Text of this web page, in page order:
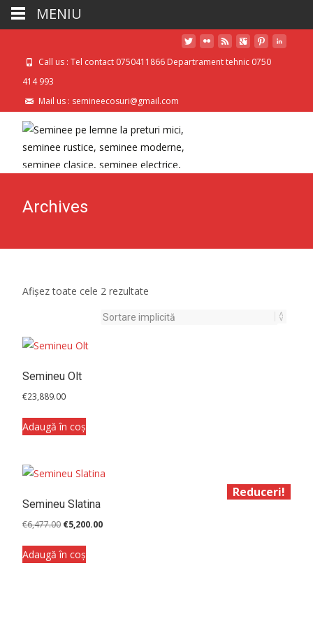
Call us : Tel contact 0750411866 Departrament tehnic 0750
414 993
Mail us : semineecosuri@gmail.com
Archives
Afișez toate cele 2 rezultate
Semineu Olt
€23,889.00
Adaugă în coș
Reduceri!
Semineu Slatina
€6,477.00 Prețul
a
€5,200.00Prețul
Adaugă în coș
MENIU